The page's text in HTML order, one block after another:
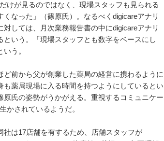
けが見るのではなく、現場スタッフも見られる
なった」（篠原氏）。なるべくdigicareアナリ
しては、月次業務報告書の中にdigicareアナリ
いう。「現場スタッフとも数字をベースにし
う。
前から父が創業した薬局の経営に携わるように
薬局現場に入る時間を持つようにしているとい
氏の姿勢がうかがえる。重視するコミュニケー
かされているようだ。
は17店舗を有するため、店舗スタッフが